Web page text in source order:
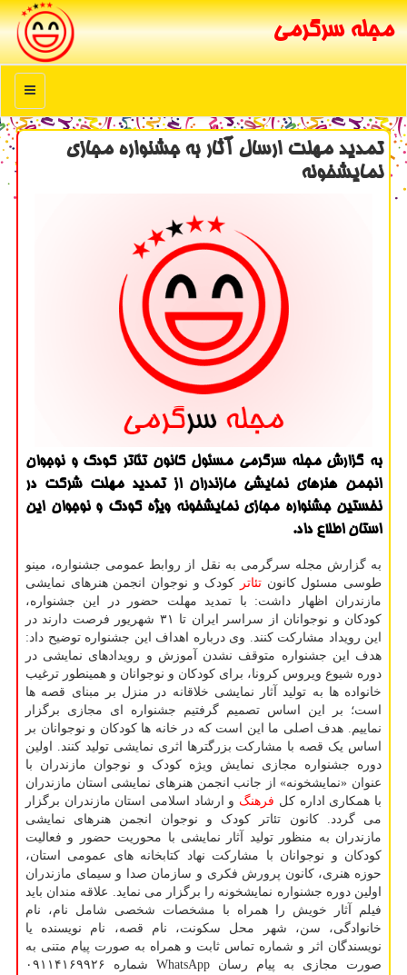
مجله سرگرمی
منو
تمدید مهلت ارسال آثار به جشنواره مجازی
نمایشخونه
به گزارش مجله سرگرمی مسئول كانون تئاتر كودك و نوجوان
انجمن هنرهای نمایشی مازندران از تمدید مهلت شركت در
نخستین جشنواره مجازی نمایشخونه ویژه كودك و نوجوان این
استان اطلاع داد.
به گزارش مجله سرگرمی به نقل از روابط عمومی جشنواره، مینو
طوسی مسئول کانون تئاتر
کودک و نوجوان انجمن هنرهای نمایشی
مازندران اظهار داشت: با تمدید مهلت حضور در این جشنواره،
کودکان و نوجوانان از سراسر ایران تا ۳۱ شهریور فرصت دارند در
این رویداد مشارکت کنند. وی درباره اهداف این جشنواره توضیح داد:
هدف این جشنواره متوقف نشدن آموزش و رویدادهای نمایشی در
دوره شیوع ویروس کرونا، برای کودکان و نوجوانان و همینطور ترغیب
خانواده ها به تولید آثار نمایشی خلاقانه در منزل بر مبنای قصه ها
است؛ بر این اساس تصمیم گرفتیم جشنواره ای مجازی برگزار
نماییم. هدف اصلی ما این است که در خانه ها کودکان و نوجوانان بر
اساس یک قصه با مشارکت بزرگترها اثری نمایشی تولید کنند. اولین
دوره جشنواره مجازی نمایش ویژه کودک و نوجوان مازندران با
عنوان «نمایشخونه» از جانب انجمن هنرهای نمایشی استان مازندران
با همکاری اداره کل فرهنگ و ارشاد اسلامی استان مازندران برگزار
می گردد. کانون تئاتر کودک و نوجوان انجمن هنرهای نمایشی
مازندران به منظور تولید آثار نمایشی با محوریت حضور و فعالیت
کودکان و نوجوانان با مشارکت نهاد کتابخانه های عمومی استان،
حوزه هنری، کانون پرورش فکری و سازمان صدا و سیمای مازندران
اولین دوره جشنواره نمایشخونه را برگزار می نماید. علاقه مندان باید
فیلم آثار خویش را همراه با مشخصات شخصی شامل نام، نام
خانوادگی، سن، شهر محل سکونت، نام قصه، نام نویسنده یا
نویسندگان اثر و شماره تماس ثابت و همراه به صورت پیام متنی به
صورت مجازی به پیام رسان WhatsApp شماره ۰۹۱۱۴۱۶۹۹۲۶